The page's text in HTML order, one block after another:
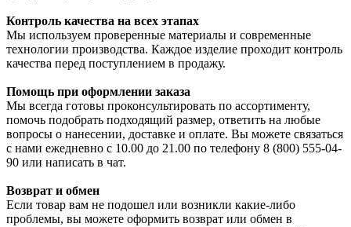
Контроль качества на всех этапах
Мы используем проверенные материалы и современные
технологии производства. Каждое изделие проходит контроль
качества перед поступлением в продажу.
Помощь при оформлении заказа
Мы всегда готовы проконсультировать по ассортименту,
помочь подобрать подходящий размер, ответить на любые
вопросы о нанесении, доставке и оплате. Вы можете связаться
с нами ежедневно с 10.00 до 21.00 по телефону 8 (800) 555-04-
90 или написать в чат.
Возврат и обмен
Если товар вам не подошел или возникли какие-либо
проблемы, вы можете оформить возврат или обмен в